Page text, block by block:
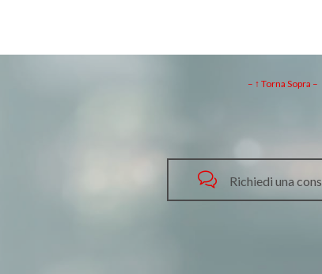
– ↑ Torna Sopra –
 Richiedi una